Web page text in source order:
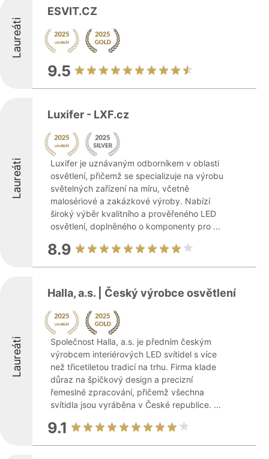
Laureáti
ESVIT.CZ
9.5
Laureáti
Luxifer - LXF.cz
Luxifer je uznávaným odborníkem v oblasti
osvětlení, přičemž se specializuje na výrobu
světelných zařízení na míru, včetně
malosériové a zakázkové výroby. Nabízí
široký výběr kvalitního a prověřeného LED
osvětlení, doplněného o komponenty pro ...
8.9
Laureáti
Halla, a.s. | Český výrobce osvětlení
Společnost Halla, a.s. je předním českým
výrobcem interiérových LED svítidel s více
než třicetiletou tradicí na trhu. Firma klade
důraz na špičkový design a precizní
řemeslné zpracování, přičemž všechna
svítidla jsou vyráběna v České republice. ...
9.1